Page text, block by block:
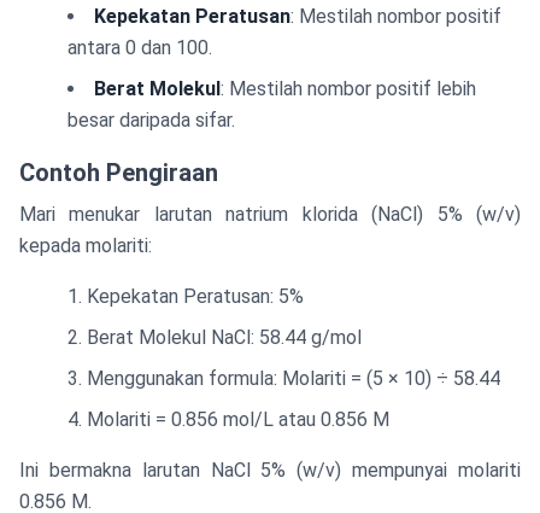
Kepekatan Peratusan: Mestilah nombor positif
antara 0 dan 100.
Berat Molekul : Mestilah nombor positif lebih
besar daripada sifar.
Contoh Pengiraan
Mari menukar larutan natrium klorida (NaCl) 5% (w/v)
kepada molariti:
Kepekatan Peratusan: 5%
Berat Molekul NaCl: 58.44 g/mol
Menggunakan formula: Molariti = (5 × 10) ÷ 58.44
Molariti = 0.856 mol/L atau 0.856 M
Ini bermakna larutan NaCl 5% (w/v) mempunyai molariti
0.856 M.